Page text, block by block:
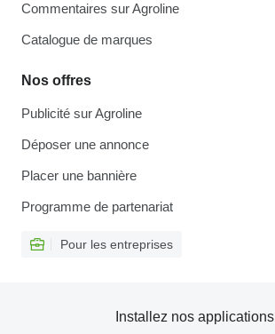
Commentaires sur Agroline
Catalogue de marques
Nos offres
Publicité sur Agroline
Déposer une annonce
Placer une bannière
Programme de partenariat
Pour les entreprises
Installez nos applications